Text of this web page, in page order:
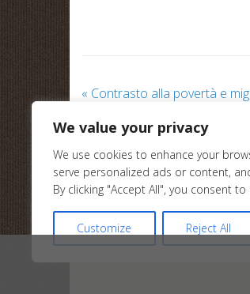
We value your privacy
We use cookies to enhance your
serve personalized ads or content,
By clicking "Accept All", you consent
Customize Reject All
« Contrasto alla povertà e
Home Page Chi siamo Link